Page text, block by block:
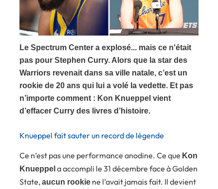
Le Spectrum Center a explosé... mais ce n'était
pas pour Stephen Curry. Alors que la star des
Warriors revenait dans sa ville natale, c’est un
rookie de 20 ans qui lui a volé la vedette. Et pas
n’importe comment : Kon Knueppel vient
d’effacer Curry des livres d’histoire.
Knueppel fait sauter un record de légende
Ce n’est pas une performance anodine. Ce que Kon
Knueppel a accompli le 31 décembre face à Golden
State,aucun rookie ne l’avait jamais fait. Il devient